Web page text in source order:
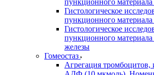
пункционного
Гистологическое
пункционного материала
Гистологическое
пункционного
железы
Гомеостаз
Агрегация тромбоцитов,